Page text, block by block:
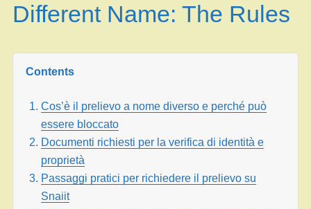
Different Name: The Rules
Contents
Cos’è il prelievo a nome diverso e perché può
essere bloccato
Documenti richiesti per la verifica di identità e
proprietà
Passaggi pratici per richiedere il prelievo su
Snaiit